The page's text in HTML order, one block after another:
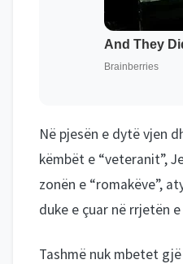
Në pjesën e dytë vjen
këmbët e “veteranit”,
zonën e “romakëve”,
duke e çuar në rrjetën
Tashmë nuk mbetet